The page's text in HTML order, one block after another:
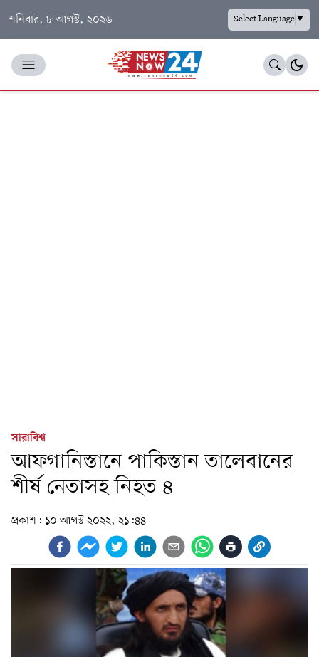
শনিবার, ৮ আগস্ট, ২০২৬ Select Language▼
সারাবিশ্ব
আফগানিস্তানে পাকিস্তান তালেবানের
শীর্ষ নেতাসহ নিহত ৪
প্রকাশ: ১০ আগস্ট ২০২২, ২১:৪৪